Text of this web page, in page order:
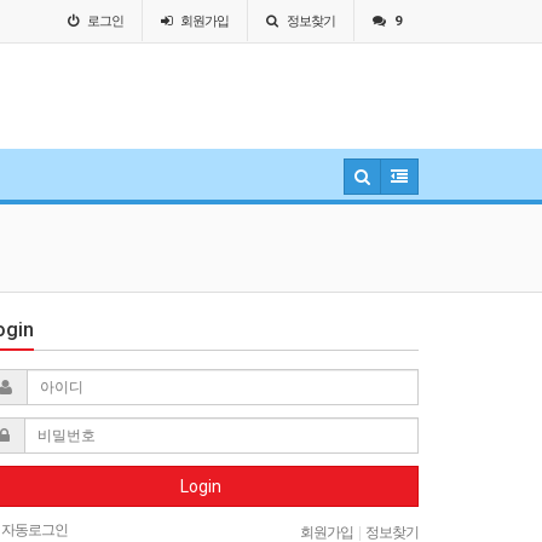
로그인 회원가입 정보찾기 9
Login
자동로그인 회원가입 정보찾기